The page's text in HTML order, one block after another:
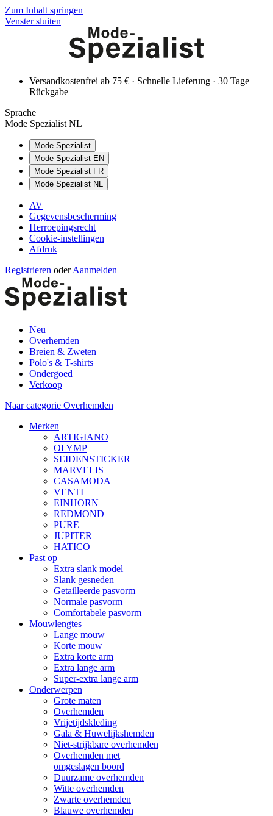
Zum Inhalt springen
Venster sluiten
Versandkostenfrei ab 75 € · Schnelle Lieferung · 30 Tage
Rückgabe
Sprache
Mode Spezialist NL
Mode Spezialist
Mode Spezialist EN
Mode Spezialist FR
Mode Spezialist NL
AV
Gegevensbescherming
Herroepingsrecht
Cookie-instellingen
Afdruk
Registrieren oder Aanmelden
Neu
Overhemden
Breien & Zweten
Polo's & T-shirts
Ondergoed
Verkoop
Naar categorie Overhemden
Merken
ARTIGIANO
OLYMP
SEIDENSTICKER
MARVELIS
CASAMODA
VENTI
EINHORN
REDMOND
PURE
JUPITER
HATICO
Past op
Extra slank model
Slank gesneden
Getailleerde pasvorm
Normale pasvorm
Comfortabele pasvorm
Mouwlengtes
Lange mouw
Korte mouw
Extra korte arm
Extra lange arm
Super-extra lange arm
Onderwerpen
Grote maten
Overhemden
Vrijetijdskleding
Gala & Huwelijkshemden
Niet-strijkbare overhemden
Overhemden met
omgeslagen boord
Duurzame overhemden
Witte overhemden
Zwarte overhemden
Blauwe overhemden